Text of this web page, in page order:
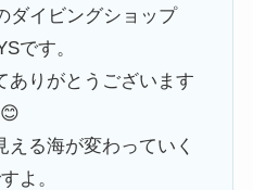
ダイビングショップ
です。
ありがとうございます
😊
える海が変わっていく
よ。